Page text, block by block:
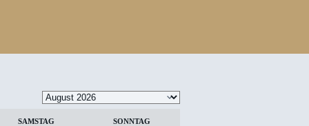
SAMSTAG SONNTAG